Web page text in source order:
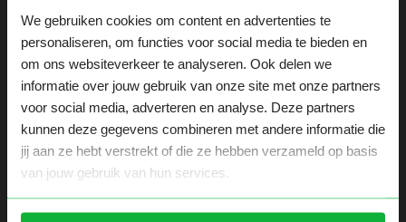
We gebruiken cookies om content en advertenties te
personaliseren, om functies voor social media te bieden en
om ons websiteverkeer te analyseren. Ook delen we
informatie over jouw gebruik van onze site met onze partners
voor social media, adverteren en analyse. Deze partners
kunnen deze gegevens combineren met andere informatie die
jij aan ze hebt verstrekt of die ze hebben verzameld op basis
van jouw gebruik van hun services.